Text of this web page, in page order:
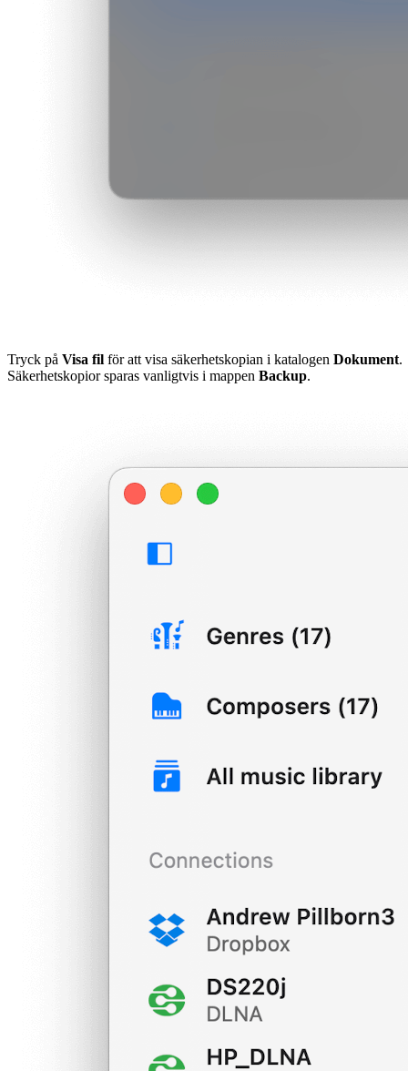
Tryck på Visa fil för att visa säkerhetskopian i katalogen Dokument.
Säkerhetskopior sparas vanligtvis i mappen Backup.